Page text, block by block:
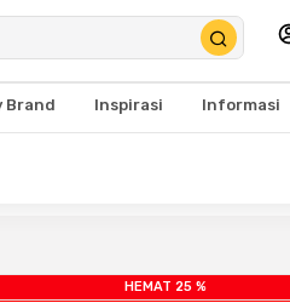
Brand Inspirasi Informasi
HEMAT 25 %